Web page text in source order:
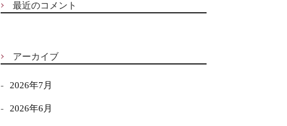
最近のコメント
アーカイブ
2026年7月
2026年6月